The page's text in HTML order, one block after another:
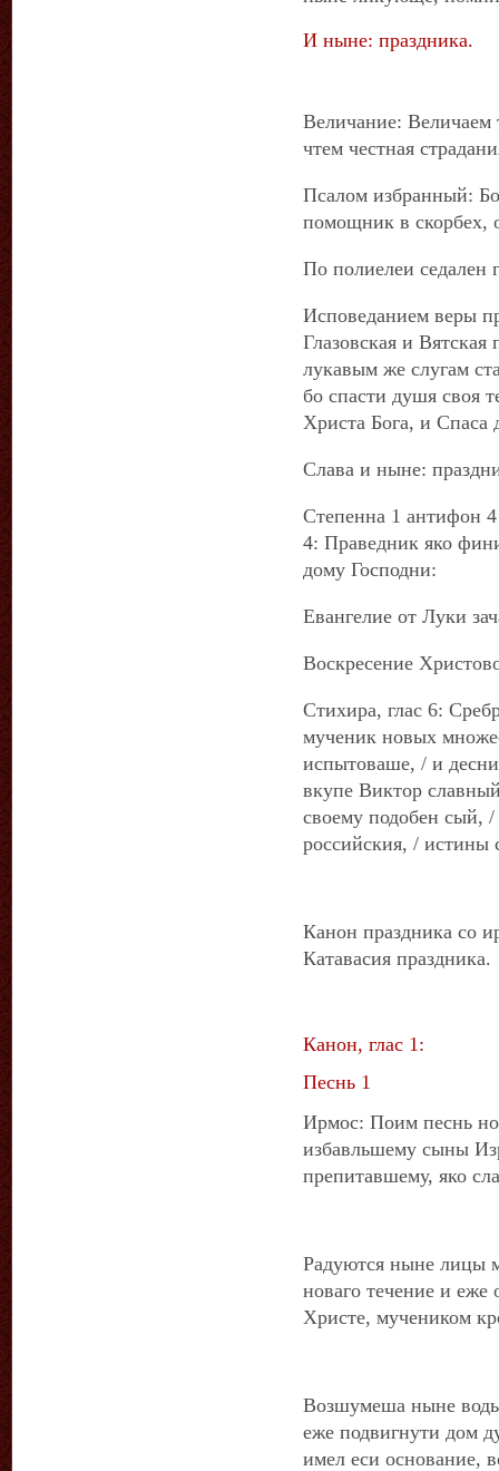
И ныне: праздника.
Величание: Величаем
чтем честная
Псалом избранный:
помощник в скорбех,
По полиелеи седален
Исповеданием веры
Глазовская и
лукавым же слугам
бо спасти душя своя
Христа Бога, и
Слава и ныне:
Степенна 1 антифон
4: Праведник яко
дому Господни:
Евангелие от Луки
Воскресение
Стихира, глас 6:
мученик новых
испытоваше, / и
вкупе Виктор
своему подобен сый,
российския, / истины
Канон праздника со
Катавасия праздника.
Канон, глас 1:
Песнь 1
Ирмос: Поим песнь
избавльшему сыны
препитавшему, яко
Радуются ныне лицы
новаго течение и
Христе, мучеником
Возшумеша ныне
еже подвигнути дом
имел еси основание,